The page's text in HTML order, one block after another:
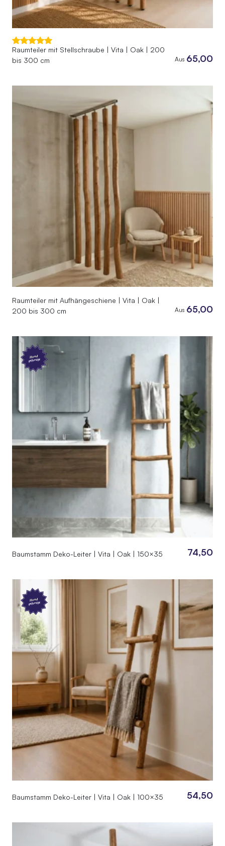
Raumteiler mit Stellschraube | Vita | Oak | 200
bis 300 cm
Aus 65,00
Raumteiler mit Aufhängeschiene | Vita | Oak |
200 bis 300 cm
Aus 65,00
Hand
gefertigt
Baumstamm Deko-Leiter | Vita | Oak | 150×35 74,50
Hand
gefertigt
Baumstamm Deko-Leiter | Vita | Oak | 100×35 54,50